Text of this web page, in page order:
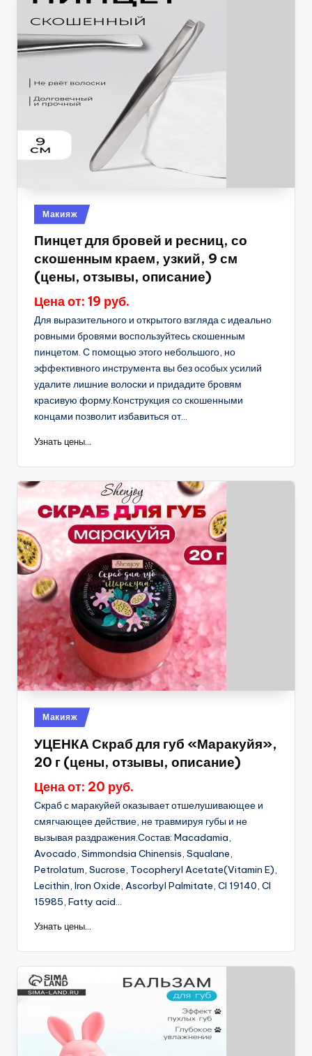
Опубликовано
в
Макияж
Пинцет для бровей и ресниц, со
скошенным краем, узкий, 9 см
(цены, отзывы, описание)
Цена от: 19 руб.
Для выразительного и открытого взгляда с идеально
ровными бровями воспользуйтесь скошенным
пинцетом. С помощью этого небольшого, но
эффективного инструмента вы без особых усилий
удалите лишние волоски и придадите бровям
красивую форму.Конструкция со скошенными
концами позволит избавиться от...
Узнать цены...
Опубликовано
в
Макияж
УЦЕНКА Скраб для губ «Маракуйя»,
20 г (цены, отзывы, описание)
Цена от: 20 руб.
Скраб с маракуйей оказывает отшелушивающее и
смягчающее действие, не травмируя губы и не
вызывая раздражения.Состав: Macadamia,
Avocado, Simmondsia Chinensis, Squalane,
Petrolatum, Sucrose, Tocopheryl Acetate(Vitamin E),
Lecithin, Iron Oxide, Ascorbyl Palmitate, CI 19140, CI
15985, Fatty acid...
Узнать цены...